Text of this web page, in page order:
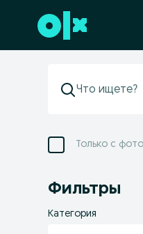
Перейти к нижнему
Только с фото
Фильтры
Категория